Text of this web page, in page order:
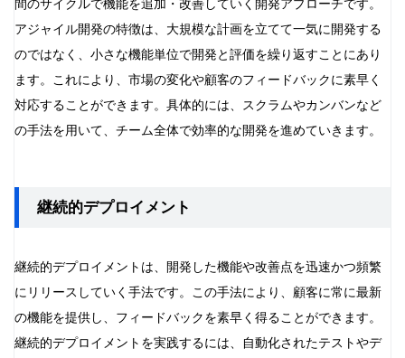
間のサイクルで機能を追加・改善していく開発アプローチです。
アジャイル開発の特徴は、大規模な計画を立てて一気に開発する
のではなく、小さな機能単位で開発と評価を繰り返すことにあり
ます。これにより、市場の変化や顧客のフィードバックに素早く
対応することができます。具体的には、スクラムやカンバンなど
の手法を用いて、チーム全体で効率的な開発を進めていきます。
継続的デプロイメント
継続的デプロイメントは、開発した機能や改善点を迅速かつ頻繁
にリリースしていく手法です。この手法により、顧客に常に最新
の機能を提供し、フィードバックを素早く得ることができます。
継続的デプロイメントを実践するには、自動化されたテストやデ